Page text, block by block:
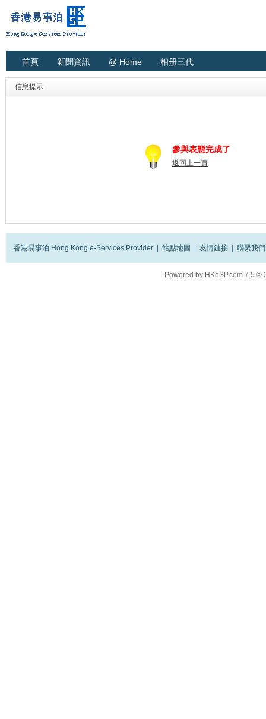
首頁 新聞資訊 @ Home 相册三代
信息提示
參與表態完成了
返回上一頁
香港易事泊 Hong Kong e-Services Provider 站點地圖 友情鏈接 聯繫我們
Powered by HKeSP.com 7.5 ©